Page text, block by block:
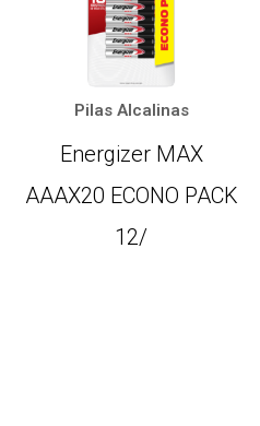
Pilas Alcalinas
Energizer MAX
AAAX20 ECONO PACK
12/